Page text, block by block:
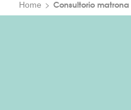
Home Consultorio matrona